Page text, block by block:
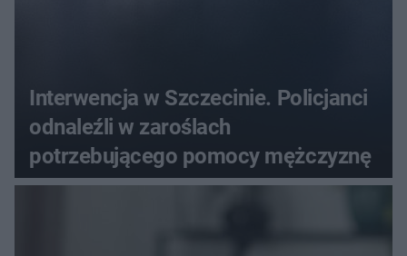
Interwencja w Szczecinie. Policjanci
odnaleźli w zaroślach
potrzebującego pomocy mężczyznę